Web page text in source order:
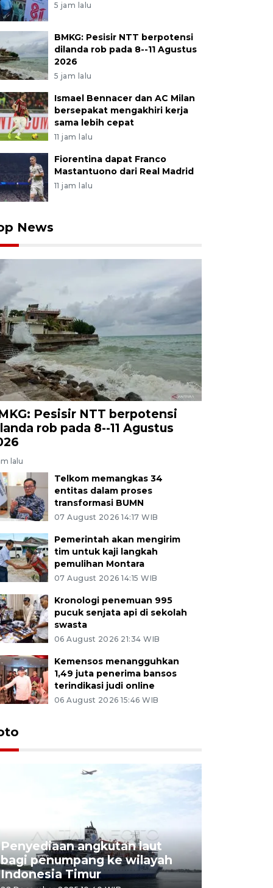
5 jam lalu
BMKG: Pesisir NTT berpotensi
dilanda rob pada 8--11 Agustus
2026
5 jam lalu
Ismael Bennacer dan AC Milan
bersepakat mengakhiri kerja
sama lebih cepat
11 jam lalu
Fiorentina dapat Franco
Mastantuono dari Real Madrid
11 jam lalu
News
Pesisir NTT berpotensi
rob pada 8--11 Agustus
lalu
Telkom memangkas 34
entitas dalam proses
transformasi BUMN
07 August 2026 14:17 WIB
Pemerintah akan mengirim
tim untuk kaji langkah
pemulihan Montara
07 August 2026 14:15 WIB
Kronologi penemuan 995
pucuk senjata api di sekolah
swasta
06 August 2026 21:34 WIB
Kemensos menangguhkan
1,49 juta penerima bansos
terindikasi judi online
06 August 2026 15:46 WIB
Penyediaan angkutan laut
bagi penumpang ke wilayah
Indonesia Timur